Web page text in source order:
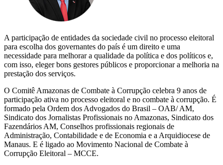
A participação de entidades da sociedade civil no processo eleitoral
para escolha dos governantes do país é um direito e uma
necessidade para melhorar a qualidade da política e dos políticos e,
com isso, eleger bons gestores públicos e proporcionar a melhoria na
prestação dos serviços.
O Comitê Amazonas de Combate à Corrupção celebra 9 anos de
participação ativa no processo eleitoral e no combate à corrupção. É
formado pela Ordem dos Advogados do Brasil – OAB/ AM,
Sindicato dos Jornalistas Profissionais no Amazonas, Sindicato dos
Fazendários AM, Conselhos profissionais regionais de
Administração, Contabilidade e de Economia e a Arquidiocese de
Manaus. E é ligado ao Movimento Nacional de Combate à
Corrupção Eleitoral – MCCE.